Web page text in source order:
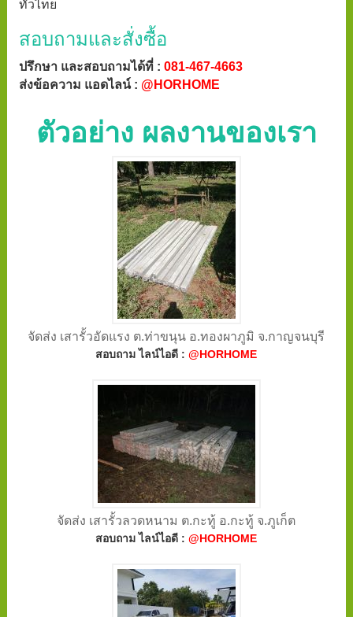
ทั่วไทย
สอบถามและสั่งซื้อ
ปรึกษา และสอบถามได้ที่ : 081-467-4663
ส่งข้อความ แอดไลน์ : @HORHOME
ตัวอย่าง ผลงานของเรา
จัดส่ง เสารั้วอัดแรง ต.ท่าขนุน อ.ทองผาภูมิ จ.กาญจนบุรี
สอบถาม ไลน์ไอดี :@HORHOME
จัดส่ง เสารั้วลวดหนาม ต.กะทู้ อ.กะทู้ จ.ภูเก็ต
สอบถาม ไลน์ไอดี :@HORHOME